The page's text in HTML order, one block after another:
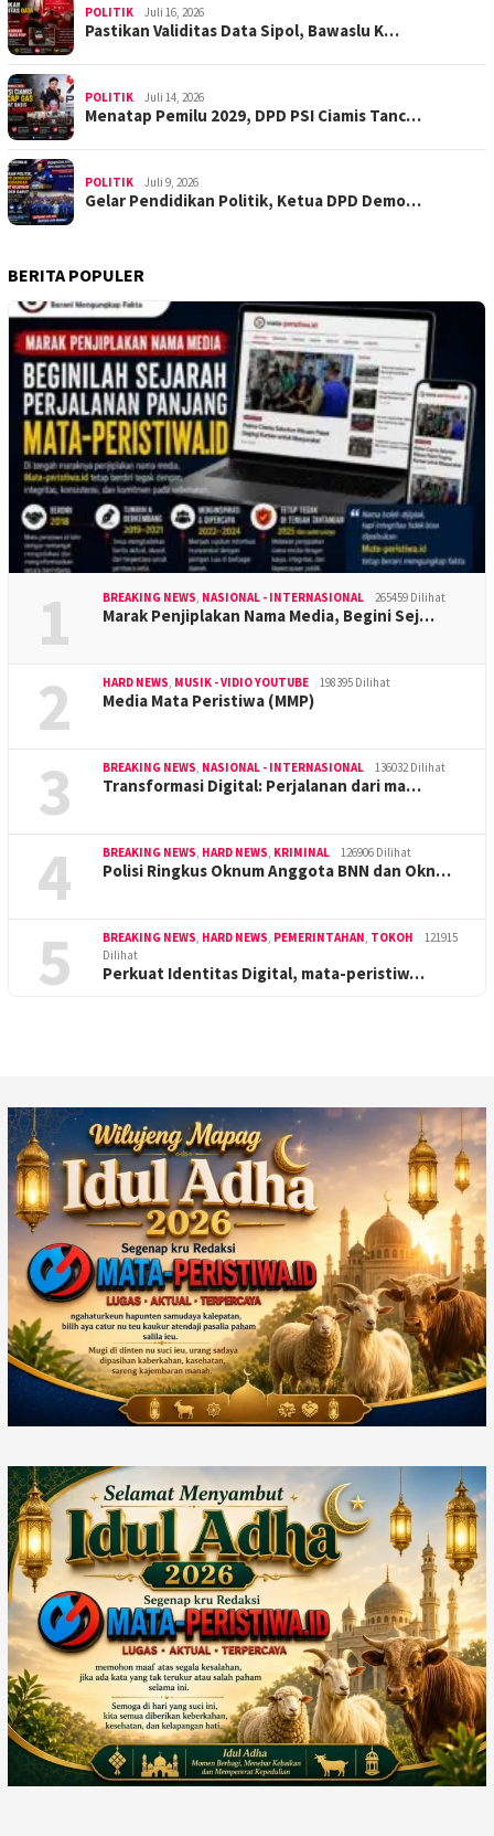
POLITIK Juli 16, 2026
Pastikan Validitas Data Sipol, Bawaslu K…
POLITIK Juli 14, 2026
Menatap Pemilu 2029, DPD PSI Ciamis Tanc…
POLITIK Juli 9, 2026
Gelar Pendidikan Politik, Ketua DPD Demo…
BERITA POPULER
1 BREAKING NEWS, NASIONAL - INTERNASIONAL 265459 Dilihat
Marak Penjiplakan Nama Media, Begini Sej…
2 HARD NEWS, MUSIK - VIDIO YOUTUBE 198395 Dilihat
Media Mata Peristiwa (MMP)
3 BREAKING NEWS, NASIONAL - INTERNASIONAL 136032 Dilihat
Transformasi Digital: Perjalanan dari ma…
4 BREAKING NEWS, HARD NEWS, KRIMINAL 126906 Dilihat
Polisi Ringkus Oknum Anggota BNN dan Okn…
5 BREAKING NEWS, HARD NEWS, PEMERINTAHAN, TOKOH
121915
Dilihat
Perkuat Identitas Digital, mata-peristiw…